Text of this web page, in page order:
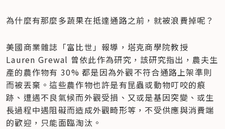
為什麼有那麼多蔬果在抵達通路之前，就被浪費掉呢？
美國商業雜誌「富比世」報導，塔克商學院教授
Lauren Grewal 曾依此作為研究，該研究指出，農夫生
產的農作物有 30% 都是因為外觀不符合通路上架準則
而被丟棄。這些農作物也許是有昆蟲或動物叮咬的痕
跡、遭遇不良氣候而外觀受損、又或是基因突變、或生
長過程中遇阻礙而造成外觀畸形等，不受供應與消費端
的歡迎，只能面臨淘汰。